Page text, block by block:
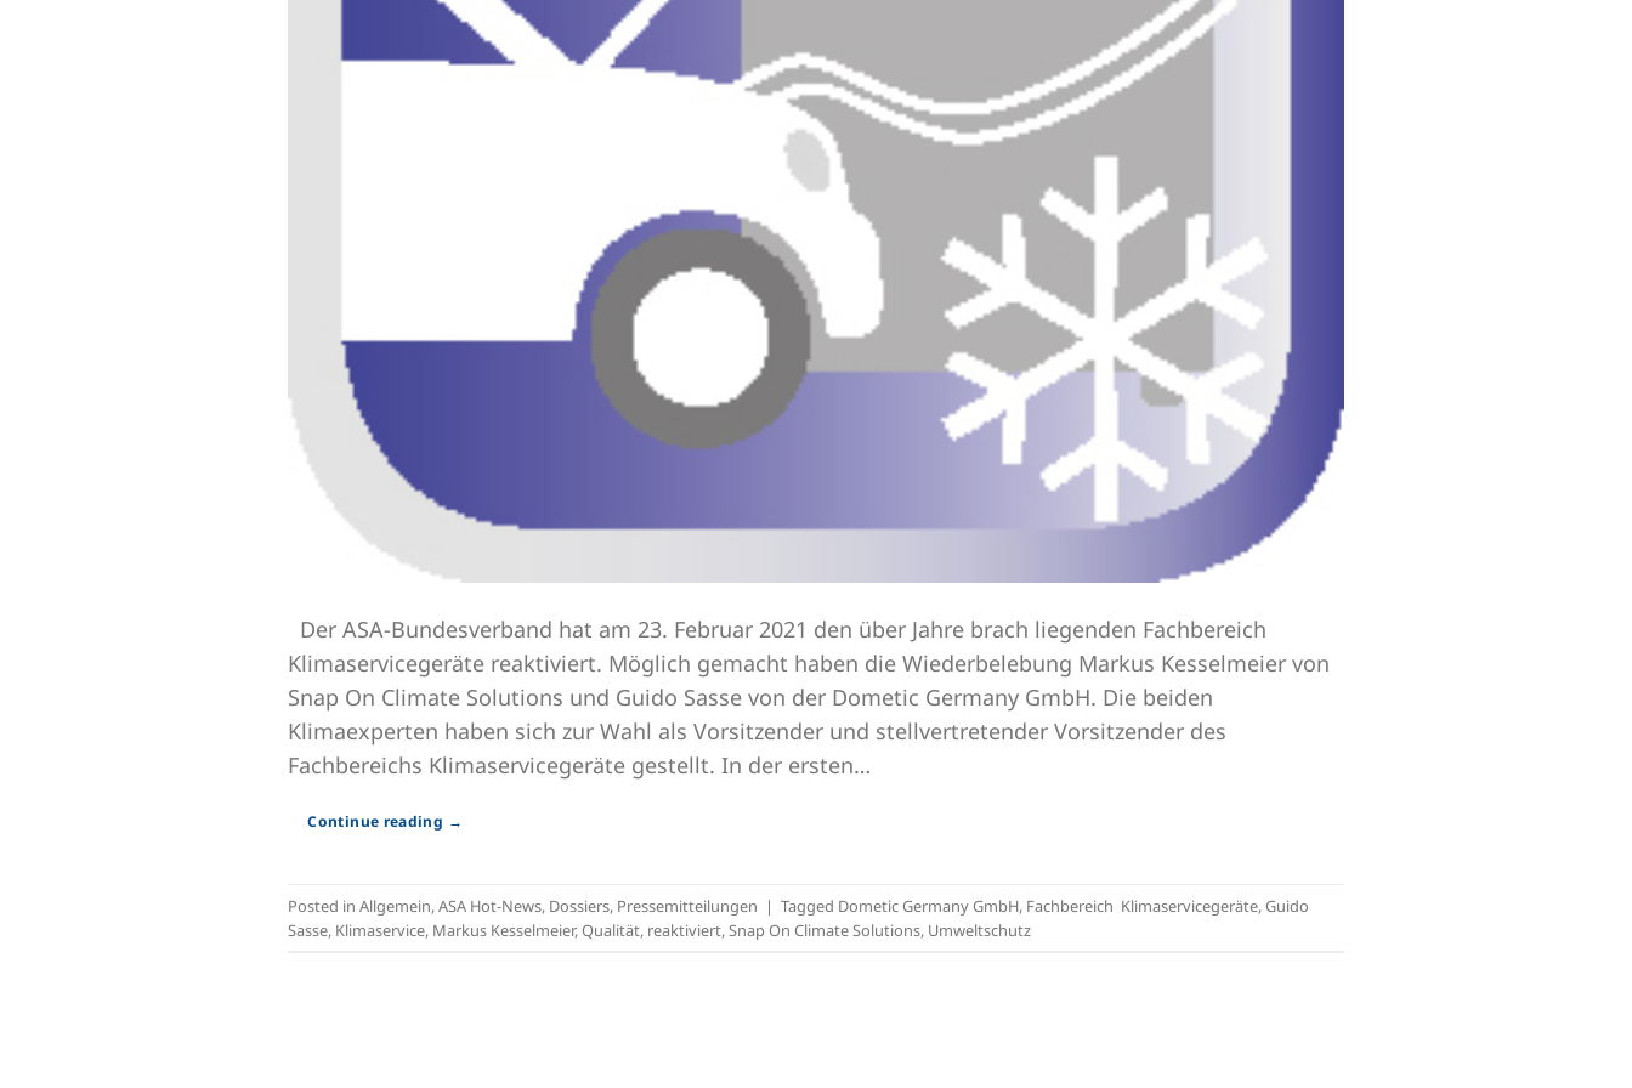
Der ASA-Bundesverband hat am 23. Februar 2021 den über Jahre brach liegenden Fachbereich
Klimaservicegeräte reaktiviert. Möglich gemacht haben die Wiederbelebung Markus Kesselmeier von
Snap On Climate Solutions und Guido Sasse von der Dometic Germany GmbH. Die beiden
Klimaexperten haben sich zur Wahl als Vorsitzender und stellvertretender Vorsitzender des
Fachbereichs Klimaservicegeräte gestellt. In der ersten…
Continue reading →
Posted in Allgemein,ASA Hot-News, Dossiers, Pressemitteilungen | Tagged Dometic Germany GmbH, Fachbereich Klimaservicegeräte,Guido
Sasse, Klimaservice, Markus Kesselmeier,Qualität, reaktiviert,Snap On Climate Solutions, Umweltschutz